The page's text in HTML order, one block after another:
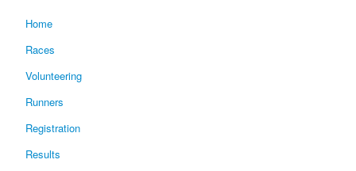
Home
Races
Volunteering
Runners
Registration
Results